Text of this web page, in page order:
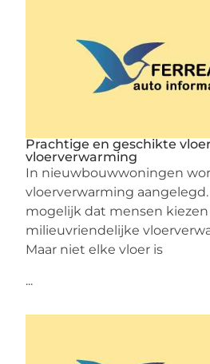
Prachtige en geschikte
vloerverwarming
In nieuwbouwwoningen
vloerverwarming
mogelijk dat mensen kiezen
milieuvriendelijke
Maar niet elke vloer is
...